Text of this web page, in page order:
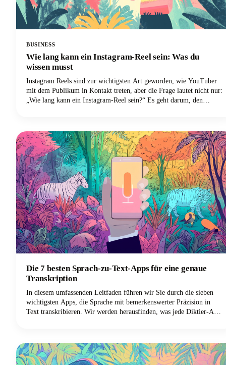
BUSINESS
Wie lang kann ein Instagram-Reel sein: Was du
wissen musst
Instagram Reels sind zur wichtigsten Art geworden, wie YouTuber
mit dem Publikum in Kontakt treten, aber die Frage lautet nicht nur:
„Wie lang kann ein Instagram-Reel sein?“ Es geht darum, den
wissen musst, von den technischen Grenzen bis hin zu den
strategischen Entscheidungen, die deine Inhalte von anderen abheben
werden.
Die 7 besten Sprach-zu-Text-Apps für eine genaue
Transkription
In diesem umfassenden Leitfaden führen wir Sie durch die sieben
wichtigsten Apps, die Sprache mit bemerkenswerter Präzision in
Text transkribieren. Wir werden herausfinden, was jede Diktier-App